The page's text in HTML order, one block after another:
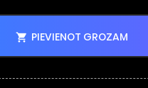
 PIEVIENOT GROZAM